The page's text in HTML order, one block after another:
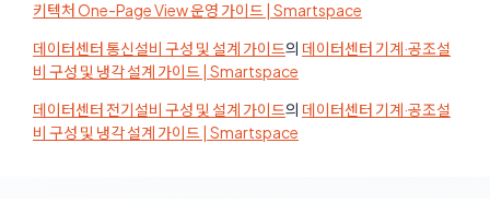
키텍처 One-Page View 운영 가이드 | Smartspace
데이터센터 통신설비 구성 및 설계 가이드의 데이터센터 기계·공조설
비 구성 및 냉각 설계 가이드 | Smartspace
데이터센터 전기설비 구성 및 설계 가이드의 데이터센터 기계·공조설
비 구성 및 냉각 설계 가이드 | Smartspace